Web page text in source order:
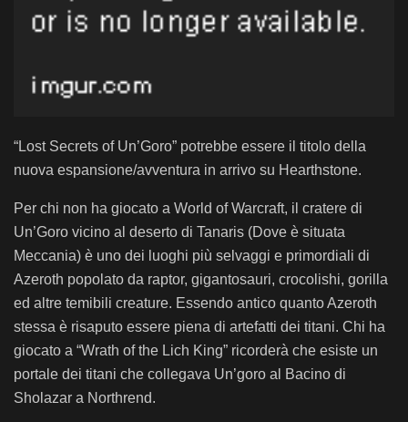
“Lost Secrets of Un’Goro” potrebbe essere il titolo della
nuova espansione/avventura in arrivo su Hearthstone.
Per chi non ha giocato a World of Warcraft, il cratere di
Un’Goro vicino al deserto di Tanaris (Dove è situata
Meccania) è uno dei luoghi più selvaggi e primordiali di
Azeroth popolato da raptor, gigantosauri, crocolishi, gorilla
ed altre temibili creature. Essendo antico quanto Azeroth
stessa è risaputo essere piena di artefatti dei titani. Chi ha
giocato a “Wrath of the Lich King” ricorderà che esiste un
portale dei titani che collegava Un’goro al Bacino di
Sholazar a Northrend.